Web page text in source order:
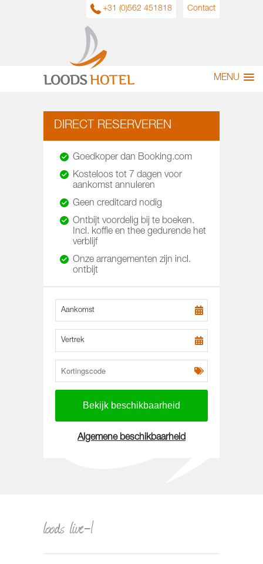
MENU
+31 (0)562 451818 Contact
DIRECT RESERVEREN
Goedkoper dan Booking.com
Kosteloos tot 7 dagen voor
aankomst annuleren
Geen creditcard nodig
Ontbijt voordelig bij te boeken.
Incl. koffie en thee gedurende het
verblijf
Onze arrangementen zijn incl.
ontbijt
Aankomst
Vertrek
Algemene beschikbaarheid
loods live-1